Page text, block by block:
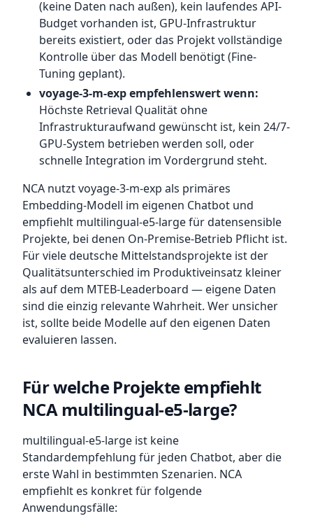
(keine Daten nach außen), kein laufendes API-
Budget vorhanden ist, GPU-Infrastruktur
bereits existiert, oder das Projekt vollständige
Kontrolle über das Modell benötigt (Fine-
Tuning geplant).
voyage-3-m-exp empfehlenswert wenn:
Höchste Retrieval Qualität ohne
Infrastrukturaufwand gewünscht ist, kein 24/7-
GPU-System betrieben werden soll, oder
schnelle Integration im Vordergrund steht.
NCA nutzt voyage-3-m-exp als primäres
Embedding-Modell im eigenen Chatbot und
empfiehlt multilingual-e5-large für datensensible
Projekte, bei denen On-Premise-Betrieb Pflicht ist.
Für viele deutsche Mittelstandsprojekte ist der
Qualitätsunterschied im Produktiveinsatz kleiner
als auf dem MTEB-Leaderboard — eigene Daten
sind die einzig relevante Wahrheit. Wer unsicher
ist, sollte beide Modelle auf den eigenen Daten
evaluieren lassen.
Für welche Projekte empfiehlt
NCA multilingual-e5-large?
multilingual-e5-large ist keine
Standardempfehlung für jeden Chatbot, aber die
erste Wahl in bestimmten Szenarien. NCA
empfiehlt es konkret für folgende
Anwendungsfälle: